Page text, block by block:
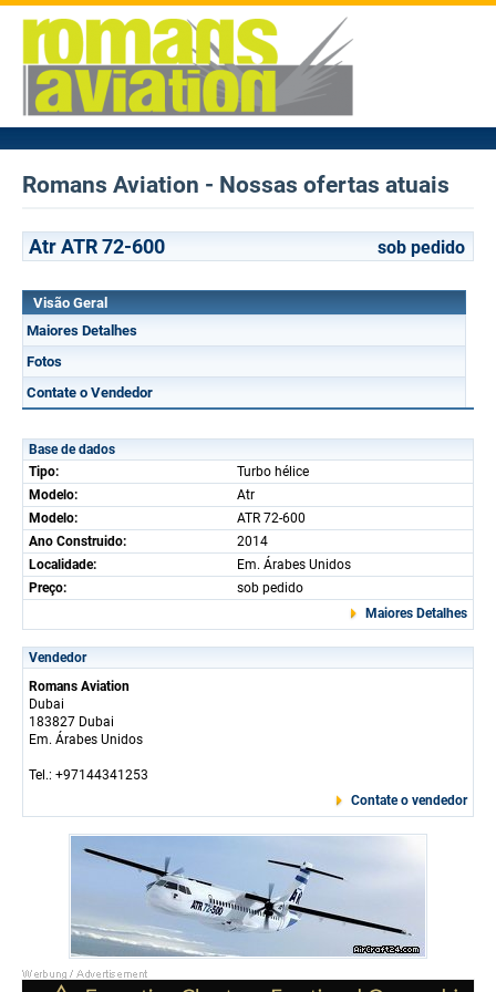
Romans Aviation - Nossas ofertas atuais
Atr ATR 72-600 sob pedido
Visão Geral
Maiores Detalhes
Fotos
Contate o Vendedor
Base de dados
Tipo:
Turbo hélice
Modelo:
Atr
Modelo:
ATR 72-600
Ano Construido:
2014
Localidade:
Em. Árabes Unidos
Preço:
sob pedido
Maiores Detalhes
Vendedor
Romans Aviation
Dubai
183827 Dubai
Em. Árabes Unidos
Tel.: +97144341253
Contate o vendedor